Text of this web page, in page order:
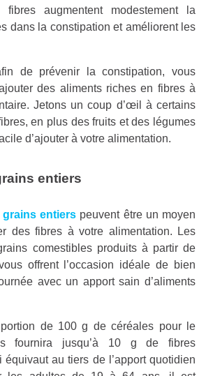
augmentent modestement la
dans la constipation et améliorent les
de prévenir la constipation, vous
des aliments riches en fibres à
Jetons un coup d’œil à certains
en plus des fruits et des légumes
d’ajouter à votre alimentation.
entiers
grains entiers peuvent être un moyen
des fibres à votre alimentation. Les
comestibles produits à partir de
offrent l’occasion idéale de bien
avec un apport sain d’aliments
de 100 g de céréales pour le
fournira jusqu’à 10 g de fibres
au tiers de l’apport quotidien